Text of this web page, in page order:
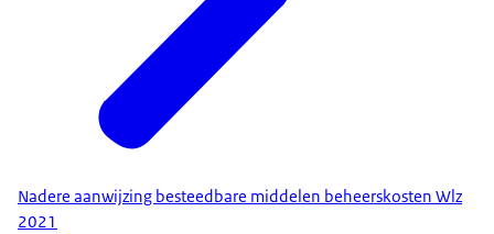
Nadere aanwijzing besteedbare middelen beheerskosten Wlz
2021